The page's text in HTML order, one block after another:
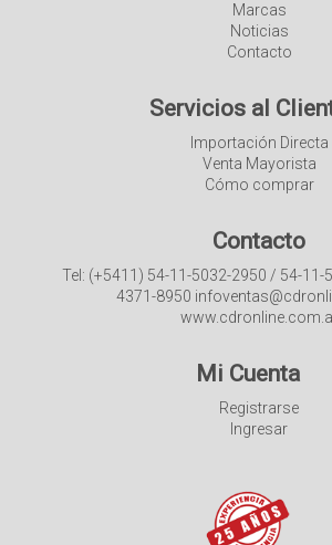
Marcas
Noticias
Contacto
Servicios al
Importación Directa
Venta Mayorista
Cómo comprar
Contacto
Tel: (+5411) 54-11-5032-2950 / 54-11-
4371-8950
Mi Cuenta
Registrarse
Ingresar